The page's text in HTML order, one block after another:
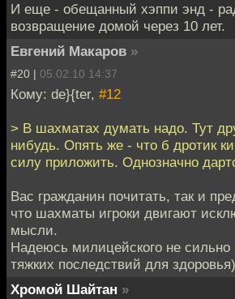
И еще - обещанный хэппи энд -
возвращение домой через 10 лет.
Евгений Макаров »
#20 | 05.02.10 14:37
Кому: de}{ter, #12
> В шахматах думать надо. Тут
нибудь. Опять же - что б дротик
силу приложить. Однозначно
Вас гражданин почитать, так и
что шахматы игроки двигают
мысли.
Надеюсь милицейского не сильно
тяжких последствий для
Хромой Шайтан »